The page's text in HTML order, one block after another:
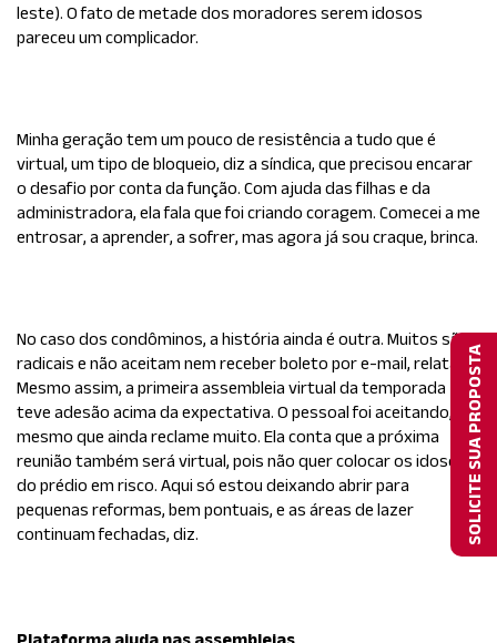
leste). O fato de metade dos moradores serem idosos
pareceu um complicador.
Minha geração tem um pouco de resistência a tudo que é
virtual, um tipo de bloqueio, diz a síndica, que precisou encarar
o desafio por conta da função. Com ajuda das filhas e da
administradora, ela fala que foi criando coragem. Comecei a me
entrosar, a aprender, a sofrer, mas agora já sou craque, brinca.
No caso dos condôminos, a história ainda é outra. Muitos são
radicais e não aceitam nem receber boleto por e-mail, relata.
Mesmo assim, a primeira assembleia virtual da temporada
teve adesão acima da expectativa. O pessoal foi aceitando,
mesmo que ainda reclame muito. Ela conta que a próxima
reunião também será virtual, pois não quer colocar os idosos
do prédio em risco. Aqui só estou deixando abrir para
pequenas reformas, bem pontuais, e as áreas de lazer
continuam fechadas, diz.
Plataforma ajuda nas assembleias
SOLICITE SUA PROPOSTA